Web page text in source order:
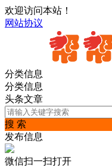
欢迎访问本站！
网站协议
分类信息
分类信息
头条文章
搜 索
发布信息
微信扫一扫打开